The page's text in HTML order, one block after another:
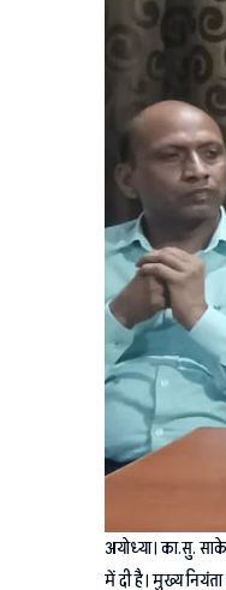
अयोध्या। का.सु.
में दी है। मुख्य